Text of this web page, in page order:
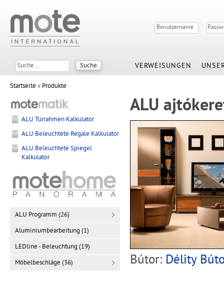
VERWEISUNGEN
Startseite » Produkte
ALU
Bútor: Délity
ALU Türrahmen Kalkulator
ALU Beleuchtete Regale Kalkulator
ALU Beleuchtete Spiegel
Kalkulator
ALU Programm (26)
Aluminiumbearbeitung (1)
LEDline - Beleuchtung (19)
Möbelbeschläge (36)